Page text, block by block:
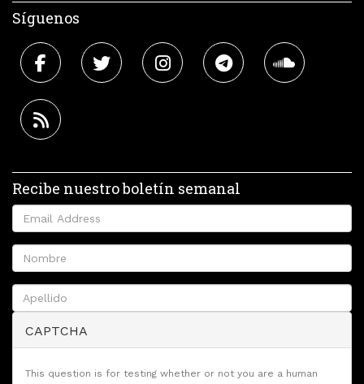
Síguenos
Recibe nuestro boletín semanal
CAPTCHA
This question is for testing whether or not you are a human